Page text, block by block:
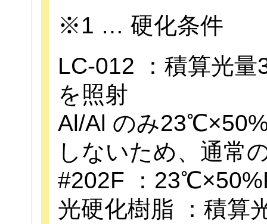
※1 … 硬化条件
LC-012 ：積算光
を照射
Al/Al のみ
しないため、通常
#202F ：
光硬化樹脂 ：積算